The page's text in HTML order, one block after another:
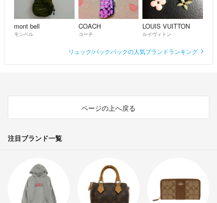
mont bell
モンベル
COACH
コーチ
LOUIS VUITTON
ルイヴィトン
リュック/バックパックの人気ブランドランキング
ページの上へ戻る
注目ブランド一覧